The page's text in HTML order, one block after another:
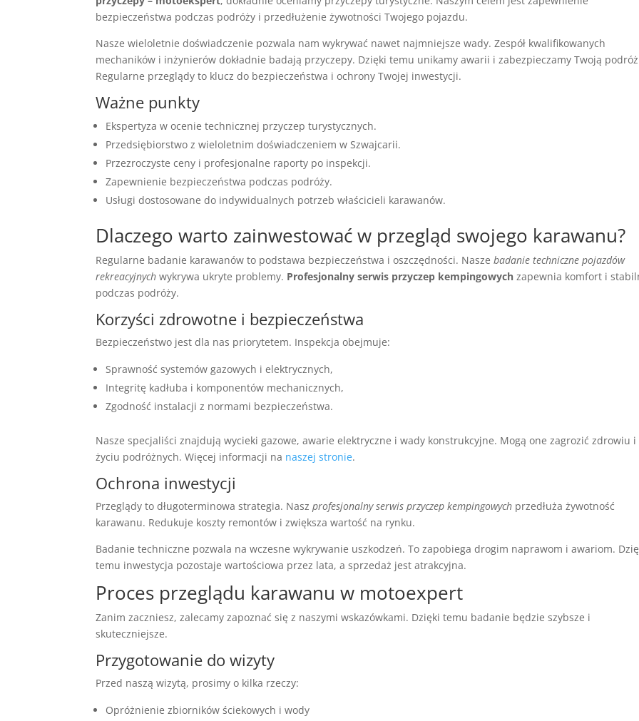
bezpieczeństwa podczas podróży i przedłużenie żywotności Twojego pojazdu.
Nasze wieloletnie doświadczenie pozwala nam wykrywać nawet najmniejsze wady. Zespół kwalifikowanych
mechaników i inżynierów dokładnie badają przyczepy. Dzięki temu unikamy awarii i zabezpieczamy Twoją
Regularne przeglądy to klucz do bezpieczeństwa i ochrony Twojej inwestycji.
Ważne punkty
Ekspertyza w ocenie technicznej przyczep turystycznych.
Przedsiębiorstwo z wieloletnim doświadczeniem w Szwajcarii.
Przezroczyste ceny i profesjonalne raporty po inspekcji.
Zapewnienie bezpieczeństwa podczas podróży.
Usługi dostosowane do indywidualnych potrzeb właścicieli karawanów.
Dlaczego warto zainwestować w przegląd swojego karawanu?
Regularne badanie karawanów to podstawa bezpieczeństwa i oszczędności. Naszebadanie techniczne pojazdów
rekreacyjnych wykrywa ukryte problemy. Profesjonalny serwis przyczep kempingowych zapewnia komfort i
podczas podróży.
Korzyści zdrowotne i bezpieczeństwa
Bezpieczeństwo jest dla nas priorytetem. Inspekcja obejmuje:
Sprawność systemów gazowych i elektrycznych,
Integritę kadłuba i komponentów mechanicznych,
Zgodność instalacji z normami bezpieczeństwa.
Nasze specjaliści znajdują wycieki gazowe, awarie elektryczne i wady konstrukcyjne. Mogą one zagrozić zdrowiu i
życiu podróżnych. Więcej informacji na naszej stronie.
Ochrona inwestycji
Przeglądy to długoterminowa strategia. Naszprofesjonalny serwis przyczep kempingowych przedłuża żywotność
karawanu. Redukuje koszty remontów i zwiększa wartość na rynku.
Badanie techniczne pozwala na wczesne wykrywanie uszkodzeń. To zapobiega drogim naprawom i awariom.
temu inwestycja pozostaje wartościowa przez lata, a sprzedaż jest atrakcyjna.
Proces przeglądu karawanu w motoexpert
Zanim zaczniesz, zalecamy zapoznać się z naszymi wskazówkami. Dzięki temu badanie będzie szybsze i
skuteczniejsze.
Przygotowanie do wizyty
Przed naszą wizytą, prosimy o kilka rzeczy:
Opróżnienie zbiorników ściekowych i wody